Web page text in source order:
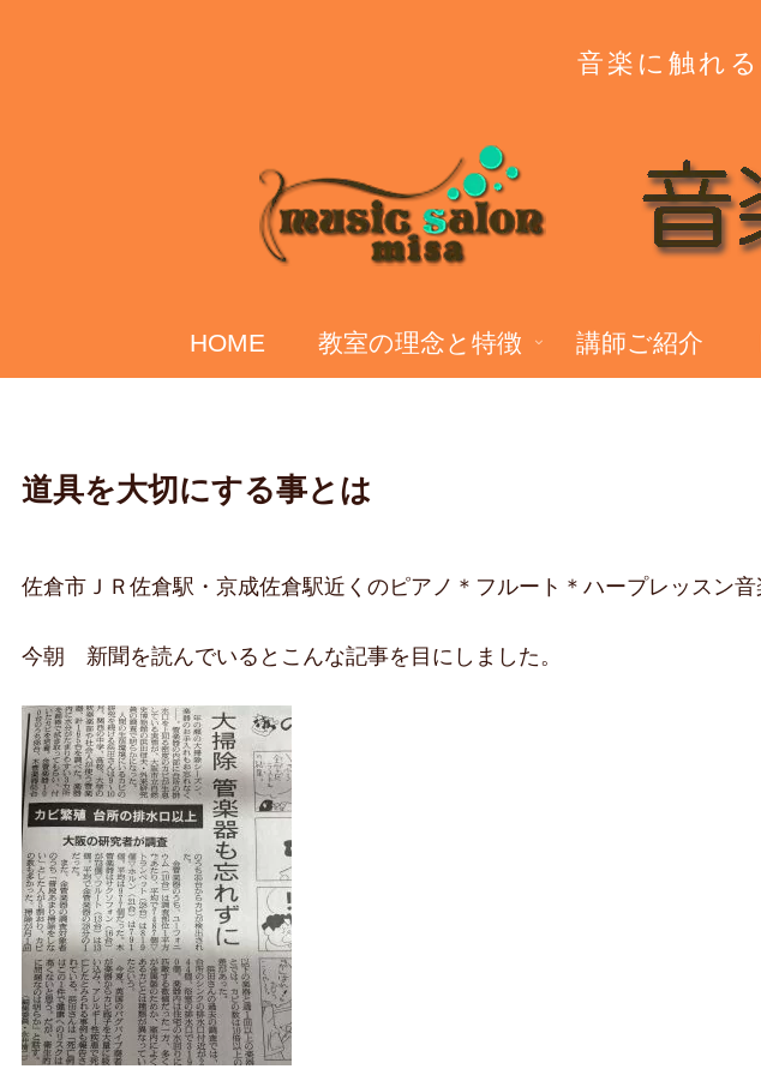
音楽に触れ
HOME 教室の理念と特徴 講師ご紹介
道具を大切にする事とは
佐倉市ＪＲ佐倉駅・京成佐倉駅近くのピアノ＊フルート＊ハープレッスン音
今朝 新聞を読んでいるとこんな記事を目にしました。